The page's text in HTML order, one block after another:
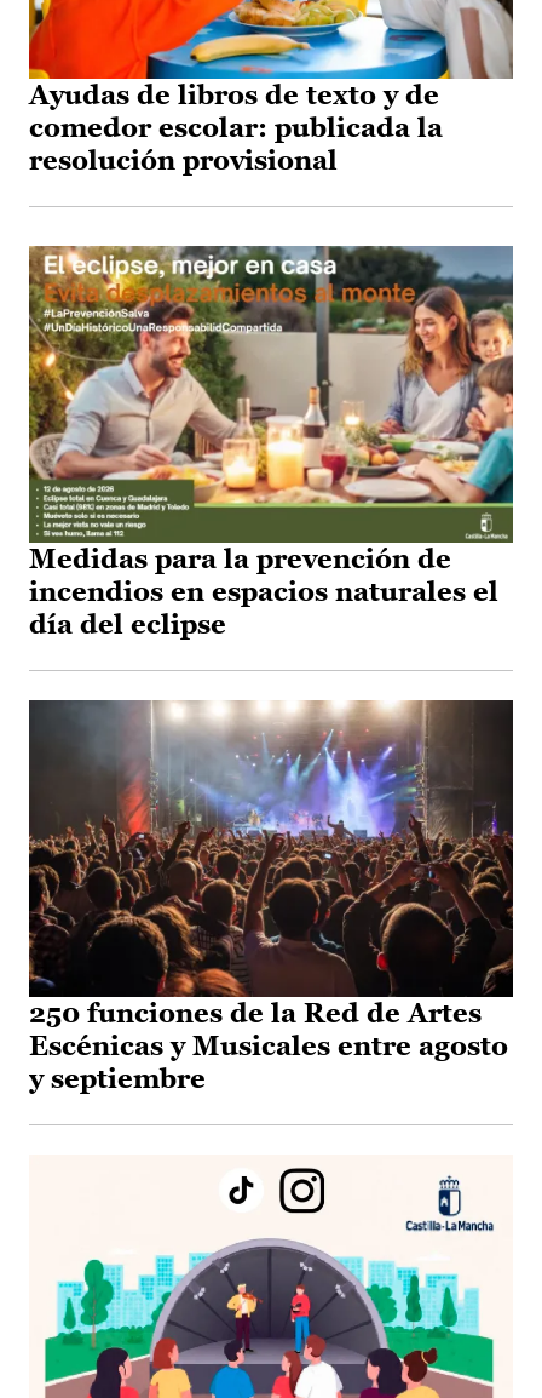
Ayudas de libros de texto y de
comedor escolar: publicada la
resolución provisional
Medidas para la prevención de
incendios en espacios naturales el
día del eclipse
250 funciones de la Red de Artes
Escénicas y Musicales entre agosto
y septiembre